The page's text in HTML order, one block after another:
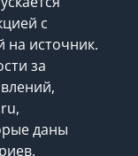
с
на источник.
за
даны